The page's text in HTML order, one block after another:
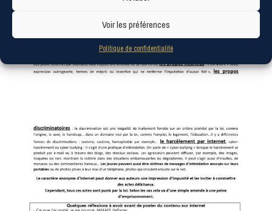
Voir les préférences
Politique de confidentialité